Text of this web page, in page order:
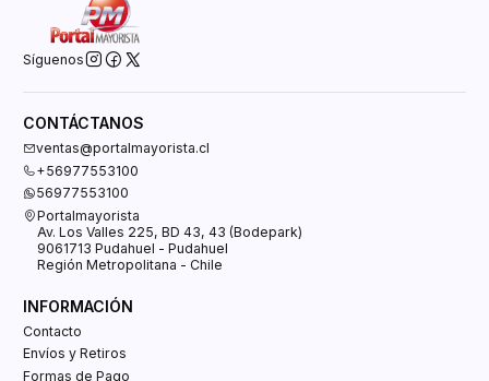
Síguenos
CONTÁCTANOS
ventas@portalmayorista.cl
+56977553100
56977553100
Portalmayorista
Av. Los Valles 225, BD 43, 43 (Bodepark)
9061713 Pudahuel - Pudahuel
Región Metropolitana - Chile
INFORMACIÓN
Contacto
Envíos y Retiros
Formas de Pago